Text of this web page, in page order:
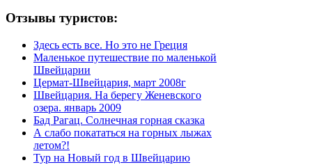
Отзывы туристов:
Здесь есть все. Но это не Греция
Маленькое путешествие по маленькой
Швейцарии
Цермат-Швейцария, март 2008г
Швейцария. На берегу Женевского
озера. январь 2009
Бад Рагац. Солнечная горная сказка
А слабо покататься на горных лыжах
летом?!
Тур на Новый год в Швейцарию